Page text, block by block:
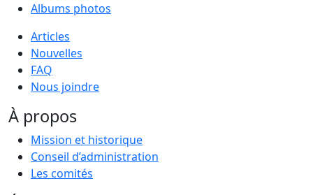
Albums photos
Articles
Nouvelles
FAQ
Nous joindre
À propos
Mission et historique
Conseil d’administration
Les comités